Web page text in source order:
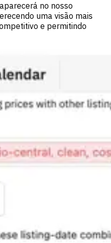
no nosso
uma visão mais
e permitindo